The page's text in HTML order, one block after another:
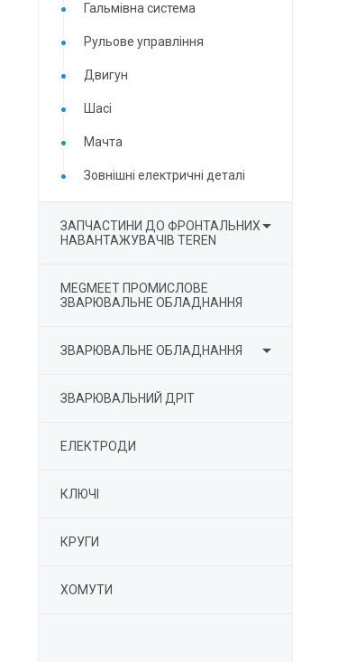
Гальмівна система
Рульове управління
Двигун
Шасі
Мачта
Зовнішні електричні деталі
ЗАПЧАСТИНИ ДО ФРОНТАЛЬНИХ
НАВАНТАЖУВАЧІВ TEREN

MEGMEET ПРОМИСЛОВЕ
ЗВАРЮВАЛЬНЕ ОБЛАДНАННЯ
ЗВАРЮВАЛЬНЕ ОБЛАДНАННЯ 
ЗВАРЮВАЛЬНИЙ ДРІТ
ЕЛЕКТРОДИ
КЛЮЧІ
КРУГИ
ХОМУТИ